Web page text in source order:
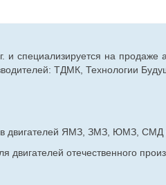
и специализируется на продаже
ТДМК, Технологии
двигателей ЯМЗ, ЗМЗ, ЮМЗ, СМД
отечественного